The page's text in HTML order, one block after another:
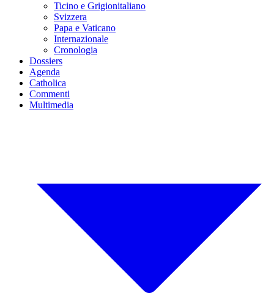
Ticino e Grigionitaliano
Svizzera
Papa e Vaticano
Internazionale
Cronologia
Dossiers
Agenda
Catholica
Commenti
Multimedia